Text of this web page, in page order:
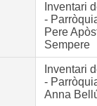
Inventari
-
Pere
Sempere
Inventari
-
Anna